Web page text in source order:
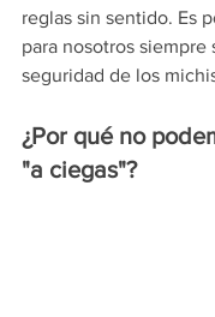
reglas sin sentido. Es
para nosotros siempre
seguridad de los
¿Por qué no
"a ciegas"?